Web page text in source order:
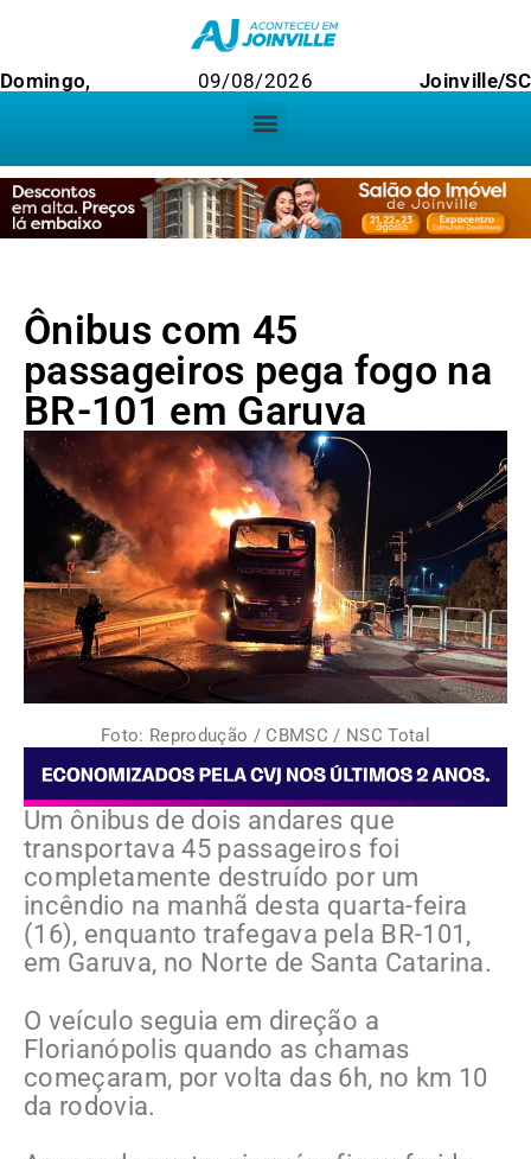
Domingo, 09/08/2026 Joinville/SC
Ônibus com 45
passageiros pega fogo na
BR-101 em Garuva
Foto: Reprodução / CBMSC / NSC Total
Um ônibus de dois andares que
transportava 45 passageiros foi
completamente destruído por um
incêndio na manhã desta quarta-feira
(16), enquanto trafegava pela BR-101,
em Garuva, no Norte de Santa Catarina.
O veículo seguia em direção a
Florianópolis quando as chamas
começaram, por volta das 6h, no km 10
da rodovia.